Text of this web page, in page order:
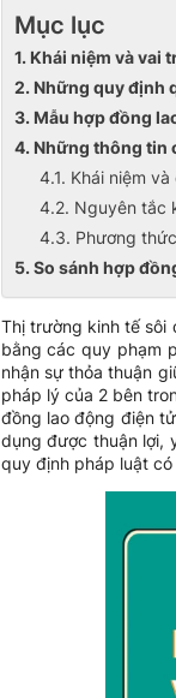
Mục lục
1. Khái niệm và vai
2. Những quy định
3. Mẫu hợp đồng
4. Những thông tin
4.1. Khái niệm
4.2. Nguyên tắc
4.3. Phương
5. So sánh hợp
Thị trường kinh tế sôi
bằng các quy phạm
nhận sự thỏa thuận
pháp lý của 2 bên
đồng lao động điện
dụng được thuận lợi,
quy định pháp luật có